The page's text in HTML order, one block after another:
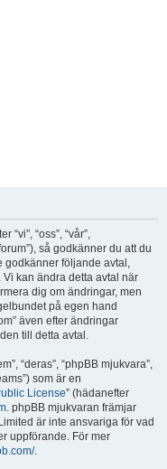
“vi”, “oss”, “vår”,
så godkänner du att du
godkänner följande avtal,
Vi kan ändra detta avtal när
dig om ändringar, men
på egen hand
även efter ändringar
till detta avtal.
“deras”, “phpBB mjukvara”,
som är en
License” (hädanefter
. phpBB mjukvaran främjar
är inte ansvariga för vad
uppförande. För mer
.